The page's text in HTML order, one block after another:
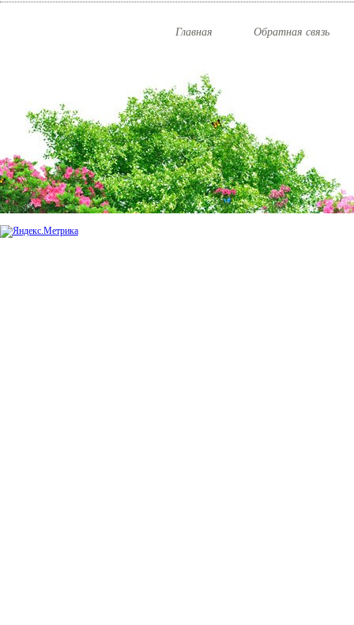
Главная Обратная связь